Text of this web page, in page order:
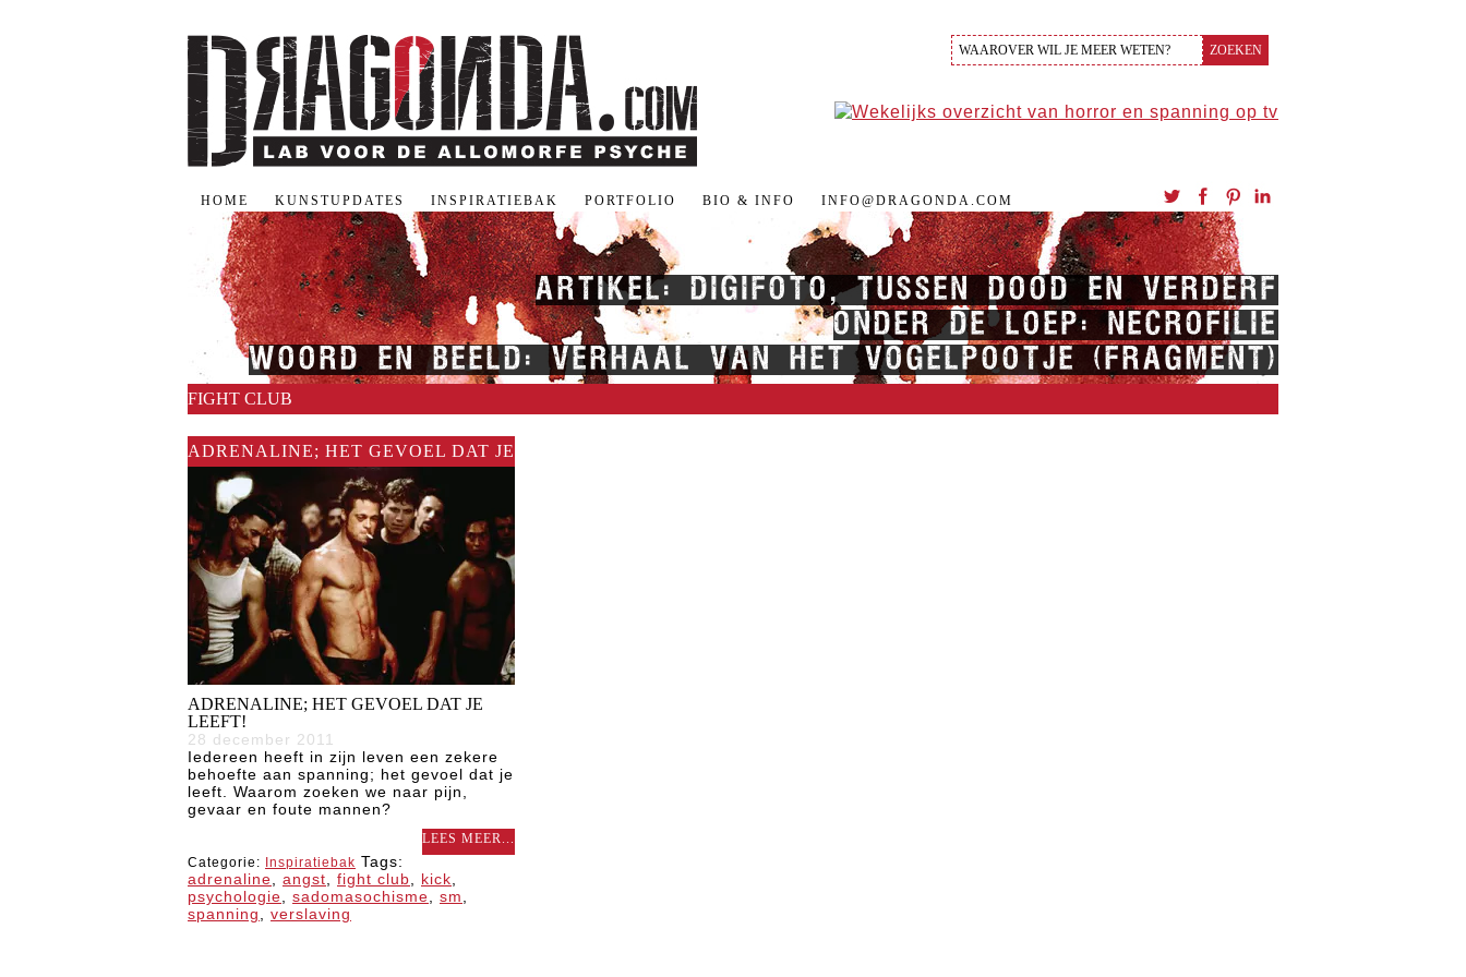
HOME KUNSTUPDATES INSPIRATIEBAK PORTFOLIO BIO & INFO INFO@DRAGONDA.COM
ARTIKEL: DIGIFOTO, TUSSEN DOOD EN VERDERF
ONDER DE LOEP: NECROFILIE
WOORD EN BEELD: VERHAAL VAN HET VOGELPOOTJE (FRAGMENT)
FIGHT CLUB
ADRENALINE; HET GEVOEL DAT JE
LEEFT!
ADRENALINE; HET GEVOEL DAT JE
LEEFT!
28 december 2011
Iedereen heeft in zijn leven een zekere
behoefte aan spanning; het gevoel dat je
leeft. Waarom zoeken we naar pijn,
gevaar en foute mannen?
LEES MEER...
Categorie:
Inspiratiebak Tags:
adrenaline
angst fight club kick
psychologie
sadomasochisme sm
spanning
verslaving